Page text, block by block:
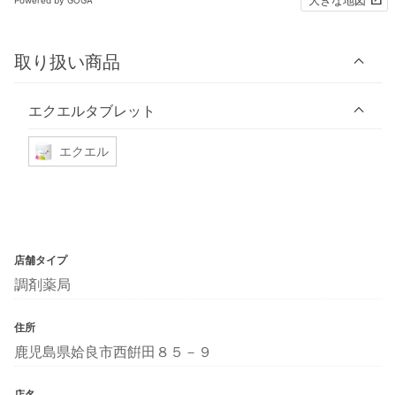
取り扱い商品
エクエルタブレット
エクエル
店舗タイプ
調剤薬局
住所
鹿児島県姶良市西餠田８５－９